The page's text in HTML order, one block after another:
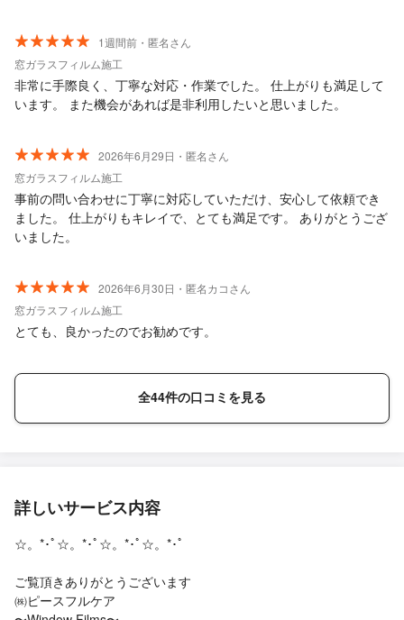
1週間前・匿名さん
窓ガラスフィルム施工
非常に手際良く、丁寧な対応・作業でした。 仕上がりも満足して
います。 また機会があれば是非利用したいと思いました。
2026年6月29日・匿名さん
窓ガラスフィルム施工
事前の問い合わせに丁寧に対応していただけ、安心して依頼でき
ました。 仕上がりもキレイで、とても満足です。 ありがとうござ
いました。
2026年6月30日・匿名カコさん
窓ガラスフィルム施工
とても、良かったのでお勧めです。
全44件の口コミを見る
詳しいサービス内容
☆。*･ﾟ☆。*･ﾟ☆。*･ﾟ☆。*･ﾟ
ご覧頂きありがとうございます
㈱ピースフルケア